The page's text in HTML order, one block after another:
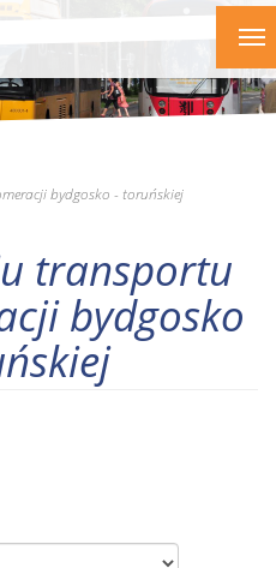
bydgosko - toruńskiej
transportu
bydgosko